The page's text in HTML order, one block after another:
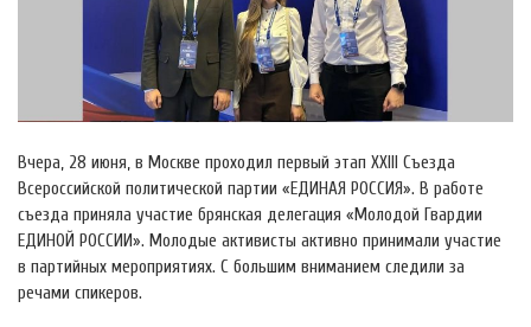
Вчера, 28 июня, в Москве проходил первый этап XXIII Съезда
Всероссийской политической партии «ЕДИНАЯ РОССИЯ». В работе
съезда приняла участие брянская делегация «Молодой Гвардии
ЕДИНОЙ РОССИИ». Молодые активисты активно принимали участие
в партийных мероприятиях. С большим вниманием следили за
речами спикеров.